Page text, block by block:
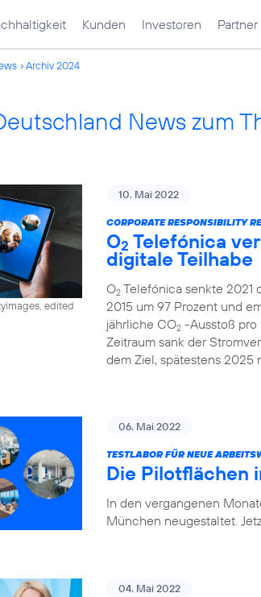
Kunden Investoren Partner
Archiv 2024
News zum
edited
10. Mai 2022
CORPORATE RESPONSIBILITY
O2 Telefónica
digitale Teilhabe
O2 Telefónica senkte 2021
2015 um 97 Prozent und
jährliche CO2 -Ausstoß pro
Zeitraum sank der
dem Ziel, spätestens 2025
06. Mai 2022
TESTLABOR FÜR NEUE
Die Pilotflächen
In den vergangenen
München neugestaltet.
04. Mai 2022